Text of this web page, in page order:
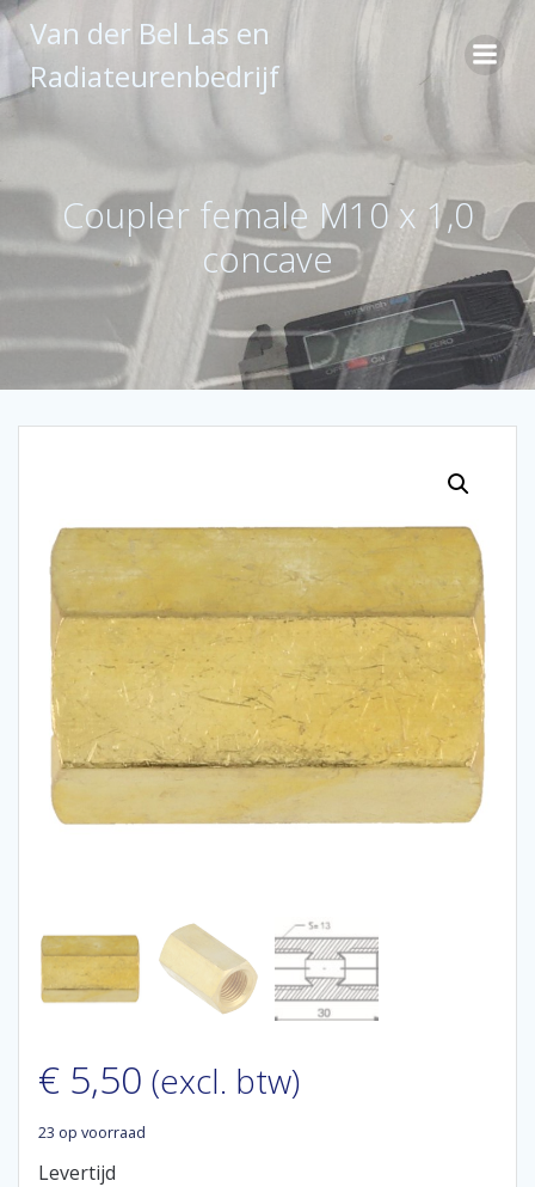
Ga
naar
inhoud
Van der Bel Las en
Radiateurenbedrijf
Coupler female M10 x 1,0
concave
€ 5,50 (excl. btw)
23 op voorraad
Levertijd